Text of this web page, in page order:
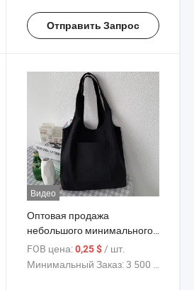
Отправить Запрос
Видео
Оптовая продажа
небольшого минимального
заказа экологически чистых
многоразовых сумок для
FOB цена: 0,25 $/ шт.
Минимальный Заказ:3 500 Куски